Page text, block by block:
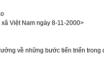
Việt Nam ngày 8-11-2000>
về những bước tiến triển trong